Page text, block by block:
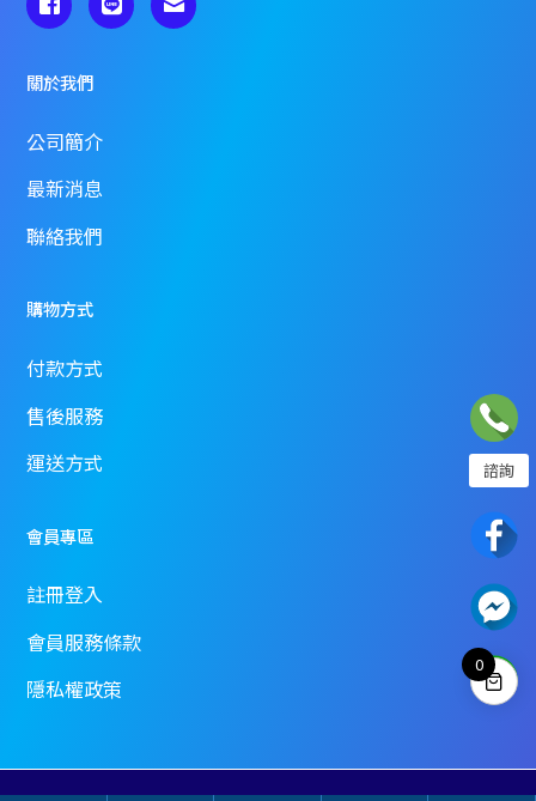
諮詢
關於我們
公司簡介
最新消息
聯絡我們
購物方式
付款方式
售後服務
運送方式
會員專區
註冊登入
會員服務條款
隱私權政策
0